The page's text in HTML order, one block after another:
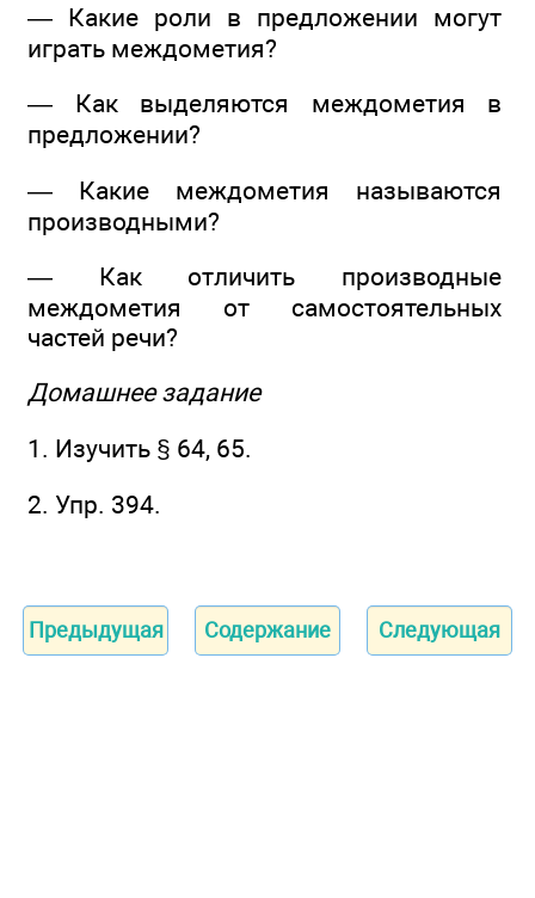
— Какие роли в предложении могут
играть междометия?
— Как выделяются междометия в
предложении?
— Какие междометия называются
производными?
— Как отличить производные
междометия от самостоятельных
частей речи?
Домашнее задание
1. Изучить § 64, 65.
2. Упр. 394.
Предыдущая Содержание Следующая